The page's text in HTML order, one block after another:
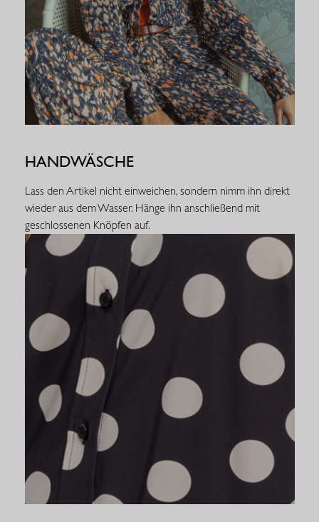
HANDWÄSCHE
Lass den Artikel nicht einweichen, sondern nimm ihn direkt
wieder aus dem Wasser. Hänge ihn anschließend mit
geschlossenen Knöpfen auf.